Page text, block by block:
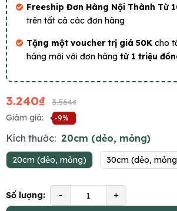
Freeship Đơn Hàng Nội Thành Từ
trên tất cả các đơn hàng
Tặng một voucher trị giá 50K cho
hàng mới với đơn hàng từ 1 triệu
3.240₫
3.564₫
Giảm giá:
-9%
Kích thước: 20cm (dẻo, mỏng)
20cm (dẻo, mỏng) 30cm (dẻo,
Số lượng: - +